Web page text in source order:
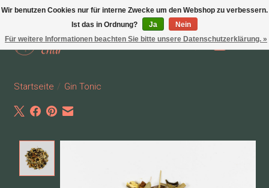
Wunschzettel
Ihr
Startseite / Gin Tonic
Wir benutzen Cookies nur für interne Zwecke um den Webshop zu verbessern.
Ist das in Ordnung?
Ja
Nein
Für weitere Informationen beachten Sie bitte unsere Datenschutzerklärung. »